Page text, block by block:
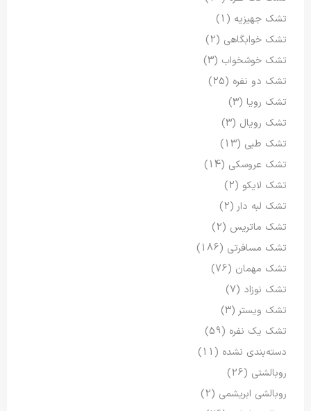
تشک جهیزیه (1)
تشک خوابگاهی (2)
تشک خوشخواب (3)
تشک دو نفره (25)
تشک رویا (3)
تشک رویال (3)
تشک طبی (13)
تشک عروسکی (14)
تشک لایکو (2)
تشک لبه دار (2)
تشک ماتریس (2)
تشک مسافرتی (186)
تشک مهمان (76)
تشک نوزاد (7)
تشک ویستر (3)
تشک یک نفره (59)
دسته‌بندی نشده (11)
روبالشتی (26)
روبالشی ابریشمی (2)